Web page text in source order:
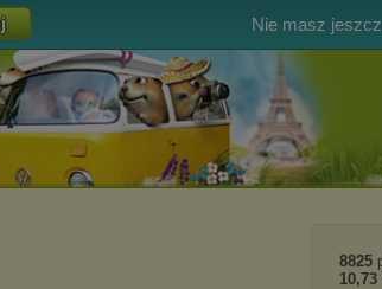
Nie masz
8825
10,73